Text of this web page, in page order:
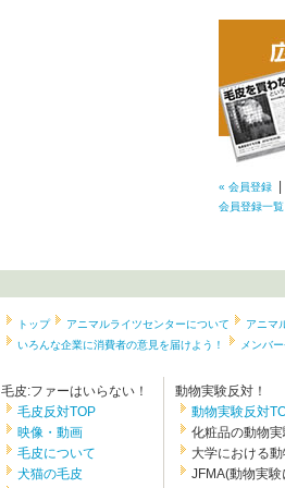
« 会員登録
会員登録一覧
トップ アニマルライツセンターについて
アニマ
いろんな企業に消費者の意見を届けよう！
メンバ
毛皮:ファーはいらない！
毛皮反対TOP
映像・動画
毛皮について
犬猫の毛皮
動物実験反対！
動物実験反対
化粧品の動物
大学における
JFMA(動物実験